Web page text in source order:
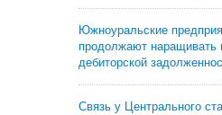
Южноуральские
продолжают наращивать
дебиторской
Связь у Центрального